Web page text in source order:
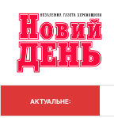
вмісту
АКТУАЛЬНЕ: